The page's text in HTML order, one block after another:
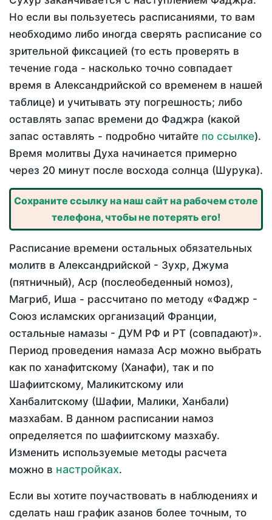
Но если вы пользуетесь расписаниями, то вам
необходимо либо иногда сверять расписание со
зрительной фиксацией (то есть проверять в
течение года - насколько точно совпадает
время в Александрийской со временем в нашей
таблице) и учитывать эту погрешность; либо
оставлять запас времени до Фаджра (какой
запас оставлять - подробно читайте по ссылке).
Время молитвы Духа начинается примерно
через 20 минут после восхода солнца (Шурука).
Сохраните ссылку на наш сайт на рабочем столе
телефона, чтобы не потерять его!
Расписание времени остальных обязательных
молитв в Александрийской - Зухр, Джума
(пятничный), Аср (послеобеденный номоз),
Магриб, Иша - рассчитано по методу «Фаджр -
Союз исламских организаций Франции,
остальные намазы - ДУМ РФ и РТ (совпадают)».
Период проведения намаза Аср можно выбрать
как по ханафитскому (Ханафи), так и по
Шафиитскому, Маликитскому или
Ханбалитскому (Шафии, Малики, Ханбали)
мазхабам. В данном расписании намоз
определяется по шафиитскому мазхабу.
Изменить используемые методы расчета
можно в настройках.
Если вы хотите поучаствовать в наблюдениях и
сделать наш график азанов более точным, то